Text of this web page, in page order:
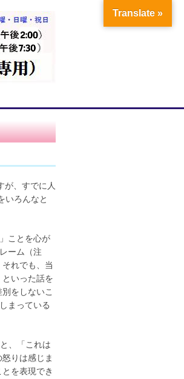
が、すでに人
いろんなと
ことを心が
ーム（注
れでも、当
いった話を
をしないこ
まっている
、「これは
りは感じま
を表現でき
Translate »